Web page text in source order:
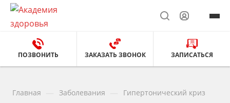
ПОЗВОНИТЬ ЗАКАЗАТЬ ЗВОНОК ЗАПИСАТЬСЯ
Главная Заболевания Гипертонический криз